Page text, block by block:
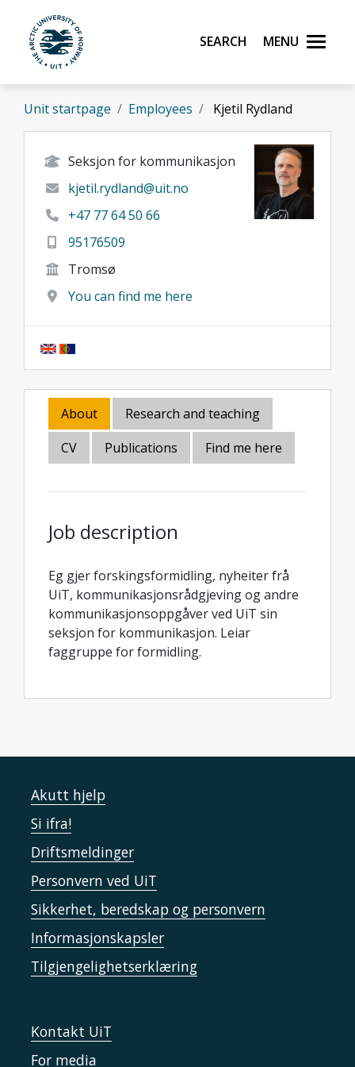
Skip to main content
UiT The Arctic University of Norway
Search Menu
Unit startpage Employees Kjetil Rydland
Seksjon for kommunikasjon
kjetil.rydland@uit.no
+47 77 64 50 66
95176509
Tromsø
You can find me here
About
Research and teaching
CV
Publications Find me here
Job description
Eg gjer forskingsformidling, nyheiter frå
UiT, kommunikasjonsrådgjeving og andre
kommunikasjonsoppgåver ved UiT sin
seksjon for kommunikasjon. Leiar
faggruppe for formidling.
Akutt hjelp
Si ifra!
Driftsmeldinger
Personvern ved UiT
Sikkerhet, beredskap og personvern
Informasjonskapsler
Tilgjengelighetserklæring
Kontakt UiT
For media